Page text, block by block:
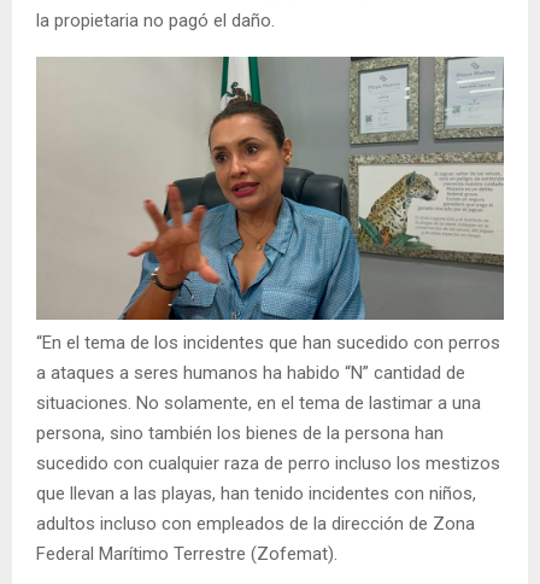
la propietaria no pagó el daño.
“En el tema de los incidentes que han sucedido con perros
a ataques a seres humanos ha habido “N” cantidad de
situaciones. No solamente, en el tema de lastimar a una
persona, sino también los bienes de la persona han
sucedido con cualquier raza de perro incluso los mestizos
que llevan a las playas, han tenido incidentes con niños,
adultos incluso con empleados de la dirección de Zona
Federal Marítimo Terrestre (Zofemat).